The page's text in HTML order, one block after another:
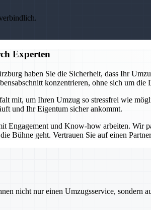
Experten
haben Sie die Sicherheit, dass Ihr
konzentrieren, ohne sich um die
mit, um Ihren Umzug so stressfrei wie
und Ihr Eigentum sicher ankommt.
Engagement und Know-how arbeiten. Wir
Bühne geht. Vertrauen Sie auf einen
nicht nur einen Umzugsservice, sondern